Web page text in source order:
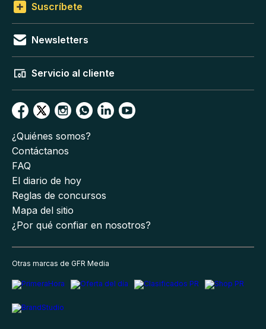
Suscríbete
Newsletters
Servicio al cliente
¿Quiénes somos?
Contáctanos
FAQ
El diario de hoy
Reglas de concursos
Mapa del sitio
¿Por qué confiar en nosotros?
Otras marcas de GFR Media